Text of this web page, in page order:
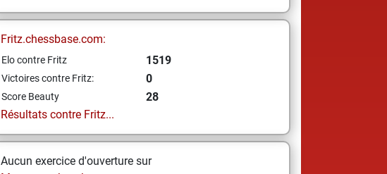
Fritz.chessbase.com:
Elo contre Fritz 1519
Victoires contre Fritz: 0
Score Beauty
28
Résultats contre Fritz...
Aucun exercice d'ouverture sur